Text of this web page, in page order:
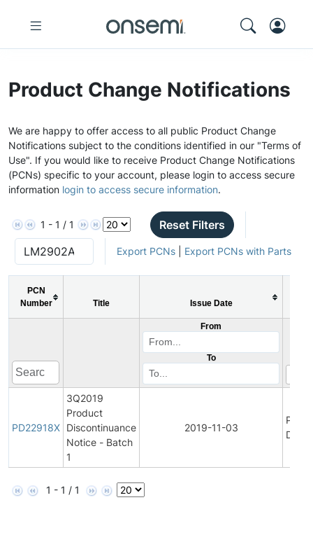
Product Change Notifications
We are happy to offer access to all public Product Change
Notifications subject to the conditions identified in our "Terms of
Use". If you would like to receive Product Change Notifications
(PCNs) specific to your account, please login to access secure
information login to access secure information.
1 - 1 / 1 Reset Filters
Export PCNs| Export PCNs with Parts
PCN
Number
Title Issue Date
From
To
PD22918X
3Q2019
Product
Discontinuance
Notice - Batch
1
2019-11-03
1 - 1 / 1